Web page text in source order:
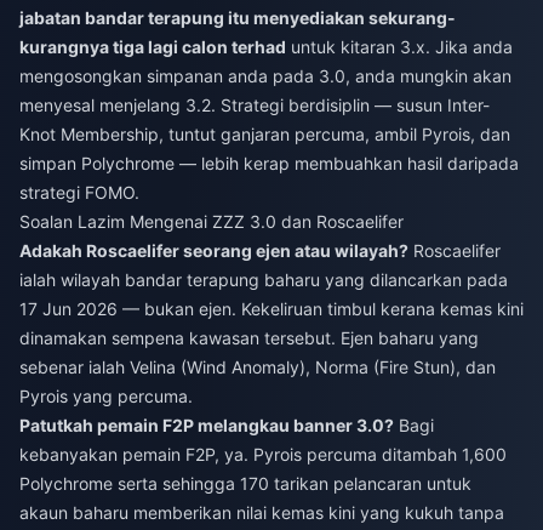
jabatan bandar terapung itu menyediakan sekurang-
kurangnya tiga lagi calon terhad untuk kitaran 3.x. Jika anda
mengosongkan simpanan anda pada 3.0, anda mungkin akan
menyesal menjelang 3.2. Strategi berdisiplin — susun Inter-
Knot Membership, tuntut ganjaran percuma, ambil Pyrois, dan
simpan Polychrome — lebih kerap membuahkan hasil daripada
strategi FOMO.
Soalan Lazim Mengenai ZZZ 3.0 dan Roscaelifer
Adakah Roscaelifer seorang ejen atau wilayah? Roscaelifer
ialah wilayah bandar terapung baharu yang dilancarkan pada
17 Jun 2026 — bukan ejen. Kekeliruan timbul kerana kemas kini
dinamakan sempena kawasan tersebut. Ejen baharu yang
sebenar ialah Velina (Wind Anomaly), Norma (Fire Stun), dan
Pyrois yang percuma.
Patutkah pemain F2P melangkau banner 3.0? Bagi
kebanyakan pemain F2P, ya. Pyrois percuma ditambah 1,600
Polychrome serta sehingga 170 tarikan pelancaran untuk
akaun baharu memberikan nilai kemas kini yang kukuh tanpa